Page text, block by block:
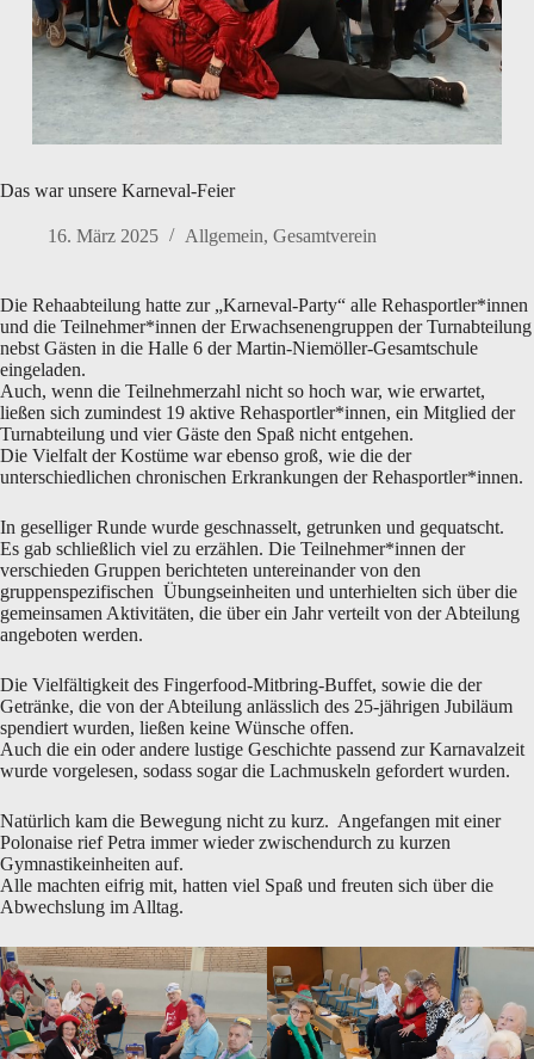
Das war unsere Karneval-Feier
16. März 2025 Allgemein, Gesamtverein
Die Rehaabteilung hatte zur „Karneval-Party“ alle Rehasportler*innen
und die Teilnehmer*innen der Erwachsenengruppen der Turnabteilung
nebst Gästen in die Halle 6 der Martin-Niemöller-Gesamtschule
eingeladen.
Auch, wenn die Teilnehmerzahl nicht so hoch war, wie erwartet,
ließen sich zumindest 19 aktive Rehasportler*innen, ein Mitglied der
Turnabteilung und vier Gäste den Spaß nicht entgehen.
Die Vielfalt der Kostüme war ebenso groß, wie die der
unterschiedlichen chronischen Erkrankungen der Rehasportler*innen.
In geselliger Runde wurde geschnasselt, getrunken und gequatscht.
Es gab schließlich viel zu erzählen. Die Teilnehmer*innen der
verschieden Gruppen berichteten untereinander von den
gruppenspezifischen Übungseinheiten und unterhielten sich über die
gemeinsamen Aktivitäten, die über ein Jahr verteilt von der Abteilung
angeboten werden.
Die Vielfältigkeit des Fingerfood-Mitbring-Buffet, sowie die der
Getränke, die von der Abteilung anlässlich des 25-jährigen Jubiläum
spendiert wurden, ließen keine Wünsche offen.
Auch die ein oder andere lustige Geschichte passend zur Karnavalzeit
wurde vorgelesen, sodass sogar die Lachmuskeln gefordert wurden.
Natürlich kam die Bewegung nicht zu kurz. Angefangen mit einer
Polonaise rief Petra immer wieder zwischendurch zu kurzen
Gymnastikeinheiten auf.
Alle machten eifrig mit, hatten viel Spaß und freuten sich über die
Abwechslung im Alltag.